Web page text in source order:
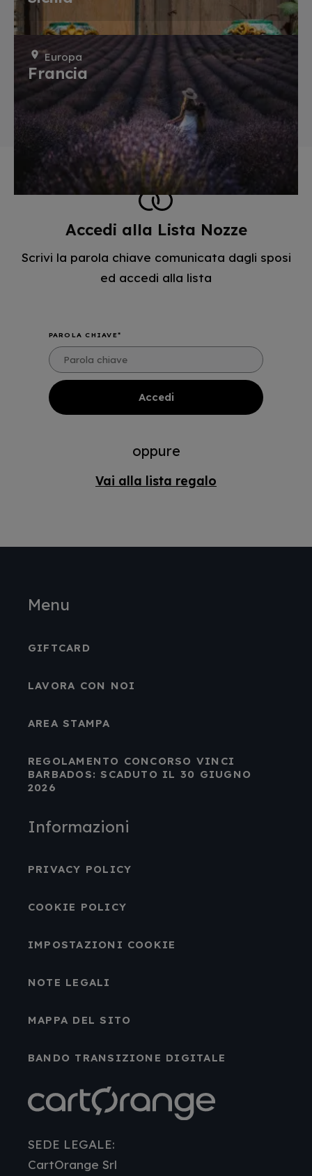
Europa
Francia
Accedi alla Lista Nozze
Scrivi la parola chiave comunicata dagli sposi
ed accedi alla lista
PAROLA CHIAVE
oppure
Vai alla lista regalo
Menu
GIFTCARD
LAVORA CON NOI
AREA STAMPA
REGOLAMENTO CONCORSO VINCI
BARBADOS: SCADUTO IL 30 GIUGNO
2026
Informazioni
PRIVACY POLICY
COOKIE POLICY
IMPOSTAZIONI COOKIE
NOTE LEGALI
MAPPA DEL SITO
BANDO TRANSIZIONE DIGITALE
SEDE LEGALE:
CartOrange Srl